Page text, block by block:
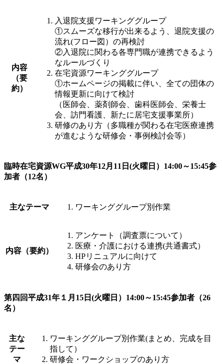
内容
（要
約）
入退院支援ワーキンググループ
①スムーズな移行が出来るよう、退院支援の
流れ(フロー図）の再検討
②入退院に関わる各専門職が連携できるよう
なルールづくり
在宅資源ワーキンググループ
①ホームページの掲載に伴い、全ての団体の
情報更新に向けて検討
（医師会、薬剤師会、歯科医師会、栄養士
会、訪門看護、新たに居宅支援事業所）
研修のあり方（多職種が関わる在宅医療連携
が進むような研修会・事例検討会等）
臨時在宅資源WG平成30年12月11日(火曜日）14:00～15:45参
加者（12名）
主なテーマ ワーキンググループ別作業
内容（要約）
アンケート（調査票について）
医療・介護における連携(共通書式）
HPリニュアルに向けて
研修会のあり方
第四回平成31年１月15日(火曜日）14:00～15:45参加者（26
名）
主な
テー
マ
ワーキンググループ別作業(まとめ、完成を目
指して）
研修会・ワークショップのあり方